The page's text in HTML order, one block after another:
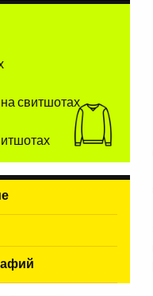
свитшотах